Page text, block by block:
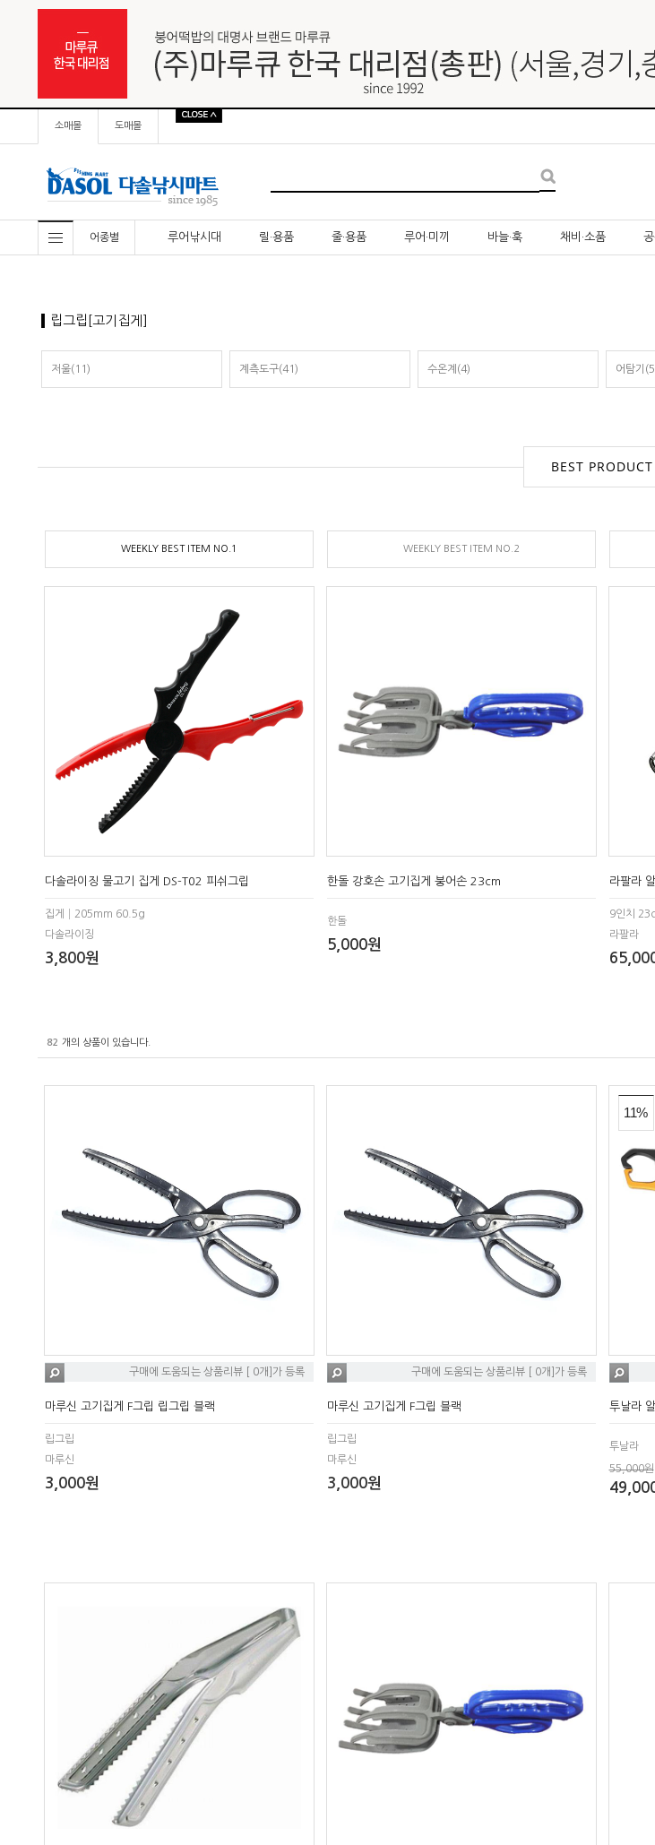
소매몰 도매몰
어종별 루어낚시대 릴·용품 줄·용품 루어·미끼 바늘·훅 채비·소품 공
립그립[고기집게]
저울(11) 계측도구(41) 수온계(4) 어탐기
BEST PRODUCT
WEEKLY BEST ITEM NO.1 WEEKLY BEST ITEM NO.2
다솔라이징 물고기 집게 DS-T02 피쉬그립
집게│205mm 60.5g
다솔라이징
3,800원
한돌 강호손 고기집게 붕어손 23cm
한돌
5,000원
라팔라
9인치
라팔라
82 개의 상품이 있습니다.
구매에 도움되는 상품리뷰 [ 0개]가 등록
마루신 고기집게 F그립 립그립 블랙
립그립
마루신
3,000원
구매에 도움되는 상품리뷰 [ 0개]가 등록
마루신 고기집게 F그립 블랙
립그립
마루신
3,000원
11%
투날라
투날라
55,000원